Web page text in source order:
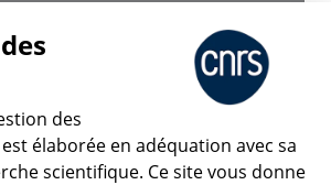
CNRS Le Mag
des
est élaborée en adéquation avec sa
scientifique. Ce site vous donne